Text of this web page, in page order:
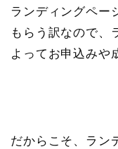
ランディングペー
もらう訳なので、
よってお申込みや
だからこそ、ラン